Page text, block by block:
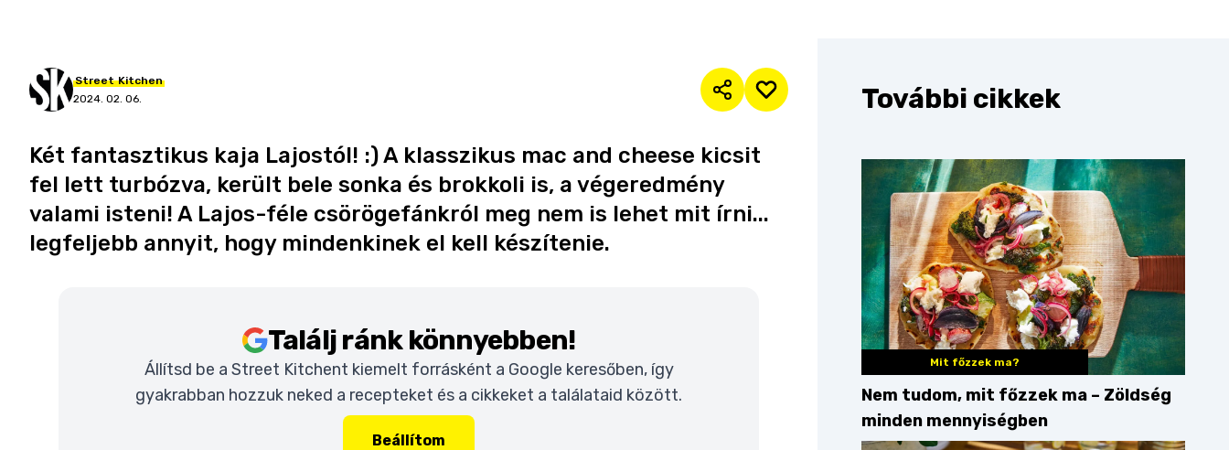
Street Kitchen
2024. 02. 06.
Két fantasztikus kaja Lajostól! :) A klasszikus mac and cheese kicsit
fel lett turbózva, került bele sonka és brokkoli is, a végeredmény
valami isteni! A Lajos-féle csörögefánkról meg nem is lehet mit írni...
legfeljebb annyit, hogy mindenkinek el kell készítenie.
Találj ránk könnyebben!
Állítsd be a Street Kitchent kiemelt forrásként a Google keresőben, így
gyakrabban hozzuk neked a recepteket és a cikkeket a találataid között.
Beállítom
További cikkek
Mit főzzek ma?
Nem tudom, mit főzzek ma – Zöldség
minden mennyiségben